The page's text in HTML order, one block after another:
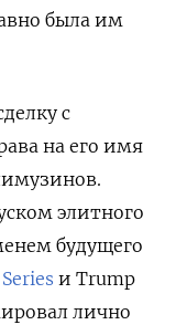
была им
с
на его имя
элитного
будущего
и Trump
лично